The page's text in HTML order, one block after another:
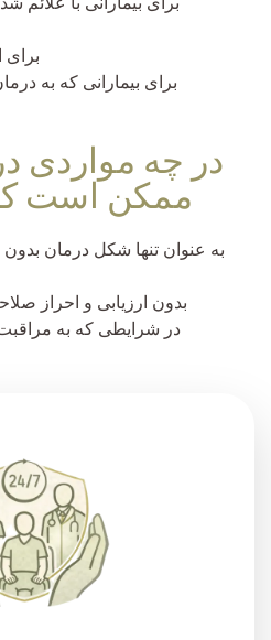
برای بیمارانی که به
در چه مواردی
ممکن است
به عنوان تنها شکل درمان
بدون ارزیابی و احراز
در شرایطی که به